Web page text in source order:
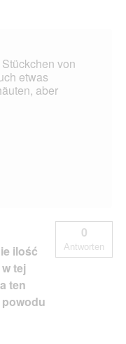
von
etwas
aber
ilość
tej
ten
powodu
0
Antworten